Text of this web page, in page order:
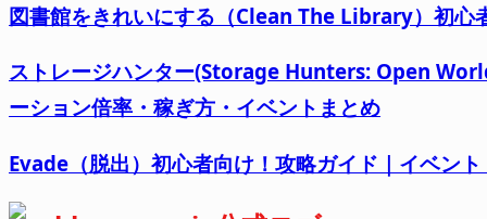
図書館をきれいにする（Clean The Library）初心
ストレージハンター(Storage Hunters: Open
ーション倍率・稼ぎ方・イベントまとめ
Evade（脱出）初心者向け！攻略ガイド｜イベン